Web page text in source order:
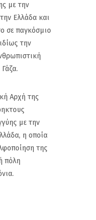
με την
Ελλάδα και
σε παγκόσμιο
την
Αρχή της
με την
η οποία
της
πόλη